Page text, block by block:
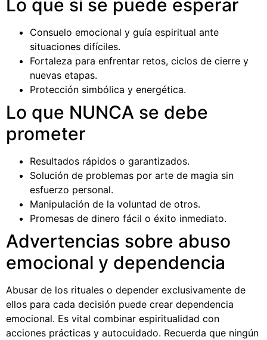
Lo que sí se puede esperar
Consuelo emocional y guía espiritual ante
situaciones difíciles.
Fortaleza para enfrentar retos, ciclos de cierre y
nuevas etapas.
Protección simbólica y energética.
Lo que NUNCA se debe
prometer
Resultados rápidos o garantizados.
Solución de problemas por arte de magia sin
esfuerzo personal.
Manipulación de la voluntad de otros.
Promesas de dinero fácil o éxito inmediato.
Advertencias sobre abuso
emocional y dependencia
Abusar de los rituales o depender exclusivamente de
ellos para cada decisión puede crear dependencia
emocional. Es vital combinar espiritualidad con
acciones prácticas y autocuidado. Recuerda que ningún